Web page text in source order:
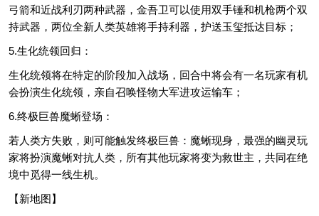
弓箭和近战利刃两种武器，金吾卫可以使用双手锤和机枪两个双
持武器，两位全新人类英雄将手持利器，护送玉玺抵达目标；
5.生化统领回归：
生化统领将在特定的阶段加入战场，回合中将会有一名玩家有机
会扮演生化统领，亲自召唤怪物大军进攻运输车；
6.终极巨兽魔蜥登场：
若人类方失败，则可能触发终极巨兽：魔蜥现身，最强的幽灵玩
家将扮演魔蜥对抗人类，所有其他玩家将变为救世主，共同在绝
境中觅得一线生机。
【新地图】